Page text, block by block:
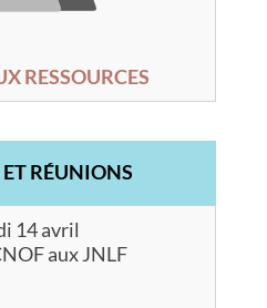
RESSOURCES
RÉUNIONS
14 avril
aux JNLF